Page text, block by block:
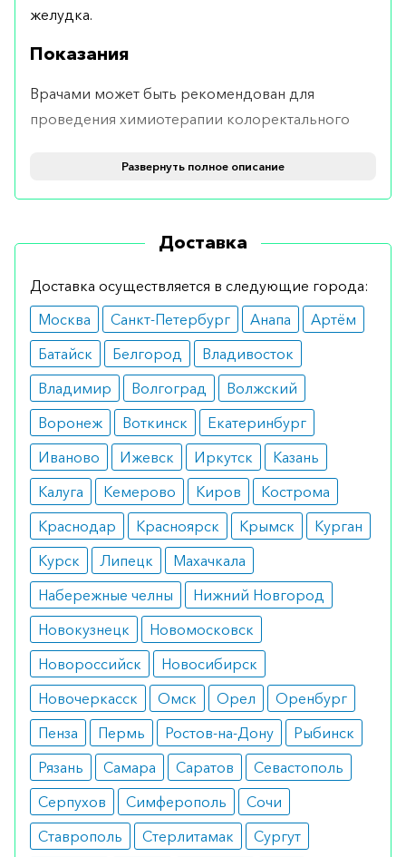
желудка.
Показания
Врачами может быть рекомендован для
проведения химиотерапии колоректального
стромальных опухолей.
Эффективен на стадии метастазирования, в то
наличии почечной или печеночной
недостаточности.
Побочные эффекты
Хорошо переносится пациентами в сравнении с
иными средствами для химиотерапии.
Возможны изменения со стороны картины крови
(анемия, лейкопения), поэтому применением
следует сдать анализы крови.
Режим дозирования
При планировании лечения рекомендуется
запастись лекарством с расчетом на курс в три
недели. Суточная доза в среднем составляет 160
мг.
Особые указания
При одновременном применении с
антикоагулянтами пациенты должны находиться
под наблюдением врача в связи с высоким
риском кровотечений.
Развернуть полное описание
Доставка
Доставка осуществляется в следующие города:
Москва
Санкт-Петербург Анапа
Артём
Батайск
Белгород
Владивосток
Владимир
Волгоград
Волжский
Воронеж
Воткинск
Екатеринбург
Иваново
Ижевск Иркутск
Казань
Калуга
Кемерово Киров
Кострома
Краснодар
Красноярск Крымск
Курган
Курск
Липецк
Махачкала
Набережные челны
Нижний Новгород
Новокузнецк
Новомосковск
Новороссийск
Новосибирск
Новочеркасск
Омск Орел
Оренбург
Пенза
Пермь Ростов-на-Дону
Рыбинск
Рязань
Самара Саратов
Севастополь
Серпухов
Симферополь
Сочи
Ставрополь
Стерлитамак
Сургут